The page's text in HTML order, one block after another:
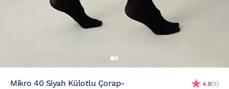
Mikro 40 Siyah Külotlu Çorap-
4.9(5)